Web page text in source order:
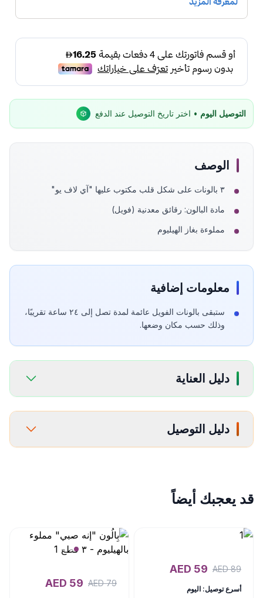
التوصيل اليوم • اختر تاريخ التوصيل عند الدفع
الوصف
٣ بالونات على شكل قلب مكتوب عليها "آي لاف يو"
مادة البالون: رقائق معدنية (فويل)
مملوءة بغاز الهيليوم
معلومات إضافية
ستبقى بالونات الفويل عائمة لمدة تصل إلى ٢٤ ساعة تقريبًا،
وذلك حسب مكان وضعها.
دليل العناية
دليل التوصيل
قد يعجبك أيضاً
89
AED
59
أسرع توصيل: اليوم
79
AED
59